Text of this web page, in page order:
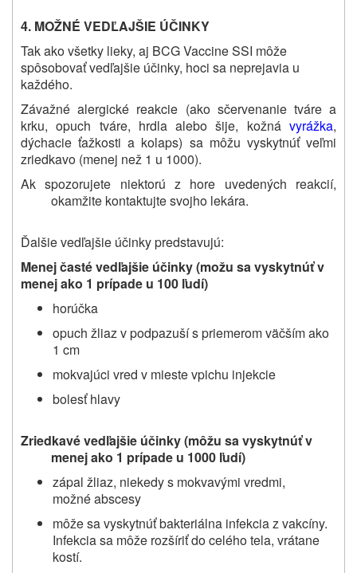
4. MOŽNÉ VEDĽAJŠIE ÚČINKY
Tak ako všetky lieky, aj BCG Vaccine SSI môže
spôsobovať vedľajšie účinky, hoci sa neprejavia u
každého.
Závažné alergické reakcie (akosčervenanie tváre a
krku, opuch tváre, hrdla alebo šije, kožná vyrážka,
dýchacie ťažkosti a kolaps) sa môžu vyskytnúť veľmi
zriedkavo (menej než 1 u 1000).
Ak spozorujete niektorú z hore uvedených reakcií,
okamžite kontaktujte svojho lekára.
Ďalšie vedľajšie účinky predstavujú:
Menej časté vedľajšie účinky (možu sa vyskytnúť v
menej ako 1 prípade u 100 ľudí)
horúčka
opuch žliaz v podpazuší s priemerom väčším ako
1 cm
mokvajúci vred v mieste vpichu injekcie
bolesť hlavy
Zriedkavé vedľajšie účinky (môžu sa vyskytnúť v
menej ako 1 prípade u 1000 ľudí)
zápal žliaz, niekedy s mokvavými vredmi,
možné abscesy
môže sa vyskytnúť bakteriálna infekcia z vakcíny.
Infekcia sa môže rozšíriť do celého tela, vrátane
kostí.